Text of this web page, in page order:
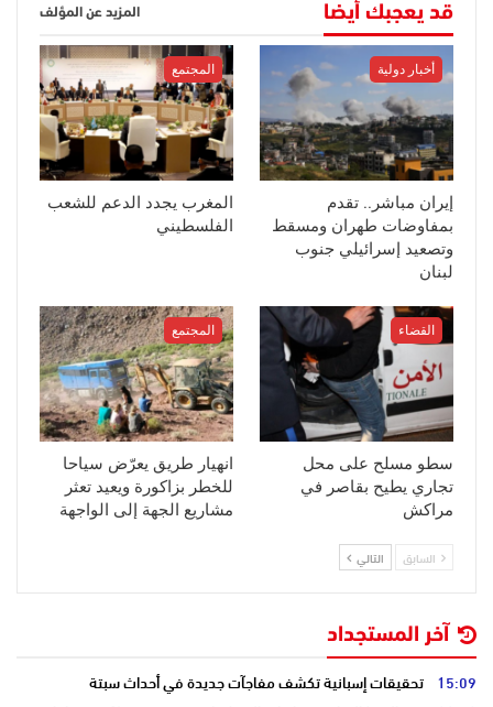
قد يعجبك أيضا المزيد عن المؤلف
أخبار دولية
إيران مباشر.. تقدم
بمفاوضات طهران ومسقط
وتصعيد إسرائيلي جنوب
لبنان
المجتمع
المغرب يجدد الدعم للشعب
الفلسطيني
القضاء
سطو مسلح على محل
تجاري يطيح بقاصر في
مراكش
المجتمع
انهيار طريق يعرّض سياحا
للخطر بزاكورة ويعيد تعثر
مشاريع الجهة إلى الواجهة
السابق التالي
آخر المستجداد
15:09 تحقيقات إسبانية تكشف مفاجآت جديدة في أحداث سبتة